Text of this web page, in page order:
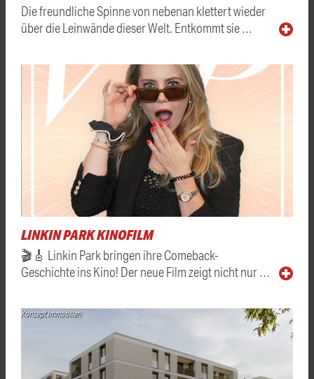
Die freundliche Spinne von nebenan klettert wieder
über die Leinwände dieser Welt. Entkommt sie …
LINKIN PARK KINOFILM
🎬🎸 Linkin Park bringen ihre Comeback-
Geschichte ins Kino! Der neue Film zeigt nicht nur …
Konzept Immobilien